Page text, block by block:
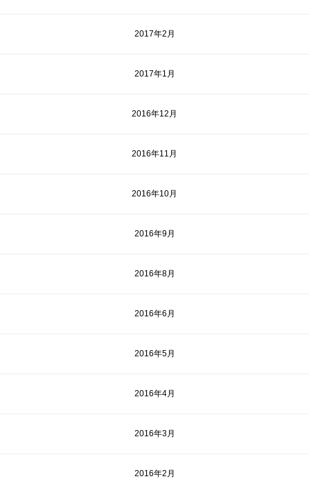
2017年2月
2017年1月
2016年12月
2016年11月
2016年10月
2016年9月
2016年8月
2016年6月
2016年5月
2016年4月
2016年3月
2016年2月